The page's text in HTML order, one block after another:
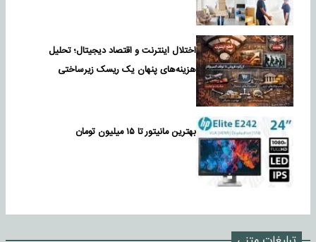
اختلال اینترنت و اقتصاد دیجیتال؛ تحلیل
هزینه‌های پنهان یک ریسک زیرساختی
بهترین مانیتور تا ۱۵ میلیون تومان